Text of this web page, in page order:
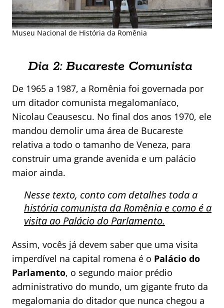
Museu Nacional de História da Romênia
Dia 2: Bucareste Comunista
De 1965 a 1987, a Romênia foi governada por
um ditador comunista megalomaníaco,
Nicolau Ceausescu. No final dos anos 1970, ele
mandou demolir uma área de Bucareste
relativa a todo o tamanho de Veneza, para
construir uma grande avenida e um palácio
maior ainda.
Nesse texto, conto com detalhes toda a
história comunista da Romênia e como é a
visita ao Palácio do Parlamento.
Assim, vocês já devem saber que uma visita
imperdível na capital romena é o Palácio do
Parlamento, o segundo maior prédio
administrativo do mundo, um gigante fruto da
megalomania do ditador que nunca chegou a